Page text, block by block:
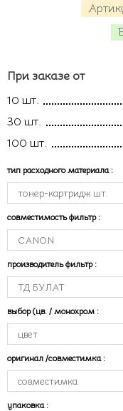
При заказе от
10 шт.
30 шт.
100 шт.
тип расходного материала :
совместимость фильтр :
производитель фильтр :
выбор (цв. / монохром :
оригинал /совместимка :
упаковка :